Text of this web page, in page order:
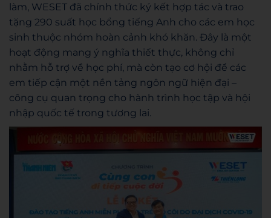
làm, WESET đã chính thức ký kết hợp tác và trao
tặng 290 suất học bổng tiếng Anh cho các em học
sinh thuộc nhóm hoàn cảnh khó khăn. Đây là một
hoạt động mang ý nghĩa thiết thực, không chỉ
nhằm hỗ trợ về học phí, mà còn tạo cơ hội để các
em tiếp cận một nền tảng ngôn ngữ hiện đại –
công cụ quan trọng cho hành trình học tập và hội
nhập quốc tế trong tương lai.